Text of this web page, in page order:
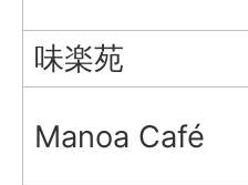
味楽苑
Manoa Café